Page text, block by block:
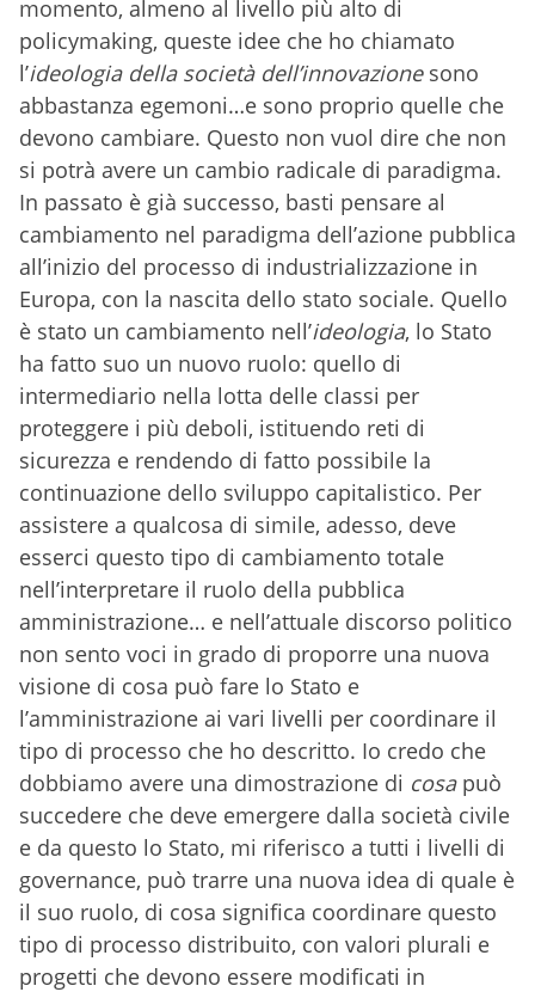
momento, almeno al livello più alto di
policymaking, queste idee che ho chiamato
l’ideologia della società dell’innovazionesono
abbastanza egemoni…e sono proprio quelle che
devono cambiare. Questo non vuol dire che non
si potrà avere un cambio radicale di paradigma.
In passato è già successo, basti pensare al
cambiamento nel paradigma dell’azione pubblica
all’inizio del processo di industrializzazione in
Europa, con la nascita dello stato sociale. Quello
è stato un cambiamento nell’ideologia, lo Stato
ha fatto suo un nuovo ruolo: quello di
intermediario nella lotta delle classi per
proteggere i più deboli, istituendo reti di
sicurezza e rendendo di fatto possibile la
continuazione dello sviluppo capitalistico. Per
assistere a qualcosa di simile, adesso, deve
esserci questo tipo di cambiamento totale
nell’interpretare il ruolo della pubblica
amministrazione… e nell’attuale discorso politico
non sento voci in grado di proporre una nuova
visione di cosa può fare lo Stato e
l’amministrazione ai vari livelli per coordinare il
tipo di processo che ho descritto. Io credo che
dobbiamo avere una dimostrazione di cosa può
succedere che deve emergere dalla società civile
e da questo lo Stato, mi riferisco a tutti i livelli di
governance, può trarre una nuova idea di quale è
il suo ruolo, di cosa significa coordinare questo
tipo di processo distribuito, con valori plurali e
progetti che devono essere modificati in